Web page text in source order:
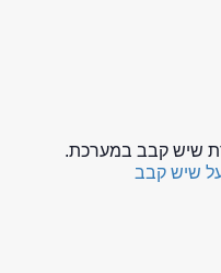
שיש קבב במערכת.
שיש קבב